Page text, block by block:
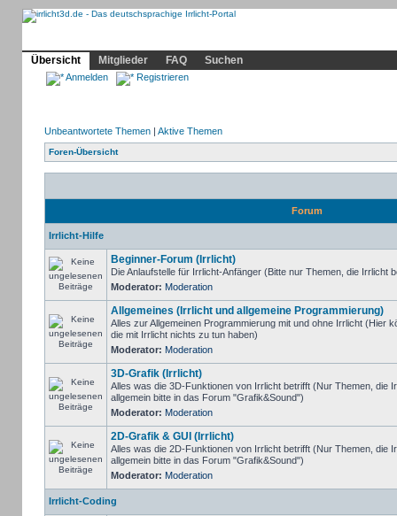
Übersicht
Mitglieder FAQ Suchen
Anmelden Registrieren
Unbeantwortete Themen| Aktive Themen
Foren-Übersicht
Forum
Irrlicht-Hilfe
Beginner-Forum (Irrlicht)
Die Anlaufstelle für Irrlicht-Anfänger (Bitte nur Themen, die Irrlicht
Moderator: Moderation
Allgemeines (Irrlicht und allgemeine Programmierung)
Alles zur Allgemeinen Programmierung mit und ohne Irrlicht (Hier
die mit Irrlicht nichts zu tun haben)
Moderator: Moderation
3D-Grafik (Irrlicht)
Alles was die 3D-Funktionen von Irrlicht betrifft (Nur Themen, die
allgemein bitte in das Forum "Grafik&Sound")
Moderator: Moderation
2D-Grafik & GUI (Irrlicht)
Alles was die 2D-Funktionen von Irrlicht betrifft (Nur Themen, die
allgemein bitte in das Forum "Grafik&Sound")
Moderator: Moderation
Irrlicht-Coding